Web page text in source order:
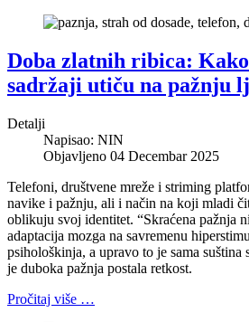
Doba zlatnih ribica:
sadržaji utiču na pažnju
Detalji
Napisao: NIN
Objavljeno 04 Decembar 2025
Telefoni, društvene mreže i striming
navike i pažnju, ali i način na koji mladi
oblikuju svoj identitet. “Skraćena pažnja
adaptacija mozga na savremenu
psihološkinja, a upravo to je sama suština
je duboka pažnja postala retkost.
Pročitaj više …